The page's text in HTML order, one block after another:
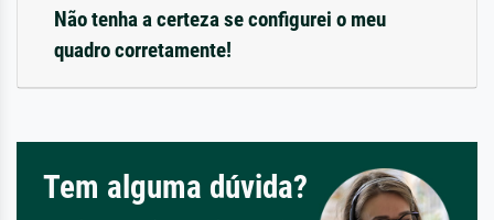
Não tenha a certeza se configurei o meu
quadro corretamente!
Tem alguma dúvida?